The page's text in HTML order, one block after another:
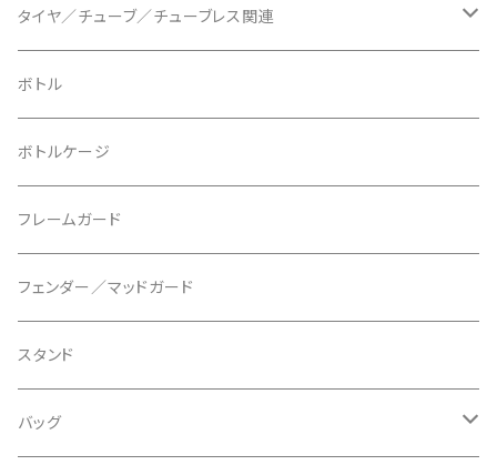
BONTRAGER/ボントレガー
BURGTEC/バーグテック
BUSCH＋MULLER/ブッシュ＆ミュラー
CAMELBAK/キャメルバッグ
CERAMIC SPEED/セラミックスピード
CHRIS KING/クリスキング
CHROMAG/クロマグ
ディスクブレーキ
ブレーキローター
ブレーキパッド
ディレーラーハンガー
トップキャップ
ベル
ボトムブラケット
リアディレーラー
チェーン
シートクランプ
ビンディングペダル
フラットペダル
クリート
タイヤ／チューブ／チューブレス関連
700c
29" / 27.5"
〜26"
タイヤインサート
リムテープ
チューブレスバルブ/ バルブキャップ
ボトル
ボトルケージ
フレームガード
フェンダー／マッドガード
スタンド
バッグ